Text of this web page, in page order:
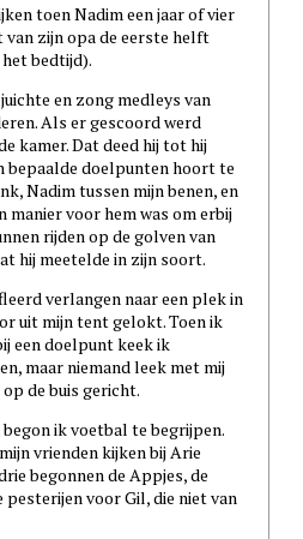
toen Nadim een jaar of vier
van zijn opa de eerste helft
bedtijd).
en zong medleys van
Als er gescoord werd
kamer. Dat deed hij tot hij
bepaalde doelpunten hoort te
Nadim tussen mijn benen, en
manier voor hem was om erbij
rijden op de golven van
hij meetelde in zijn soort.
verlangen naar een plek in
uit mijn tent gelokt. Toen ik
een doelpunt keek ik
maar niemand leek met mij
de buis gericht.
ik voetbal te begrijpen.
vrienden kijken bij Arie
begonnen de Appjes, de
pesterijen voor Gil, die niet van